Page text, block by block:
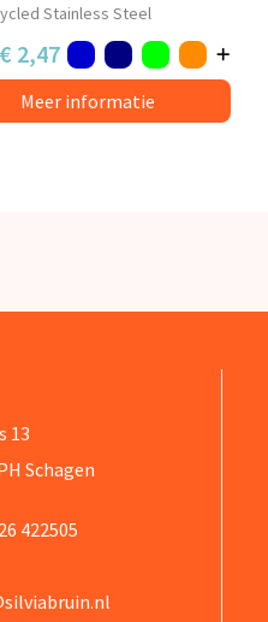
Stainless Steel
€ 2,47
Meer informatie
13
Schagen
422505